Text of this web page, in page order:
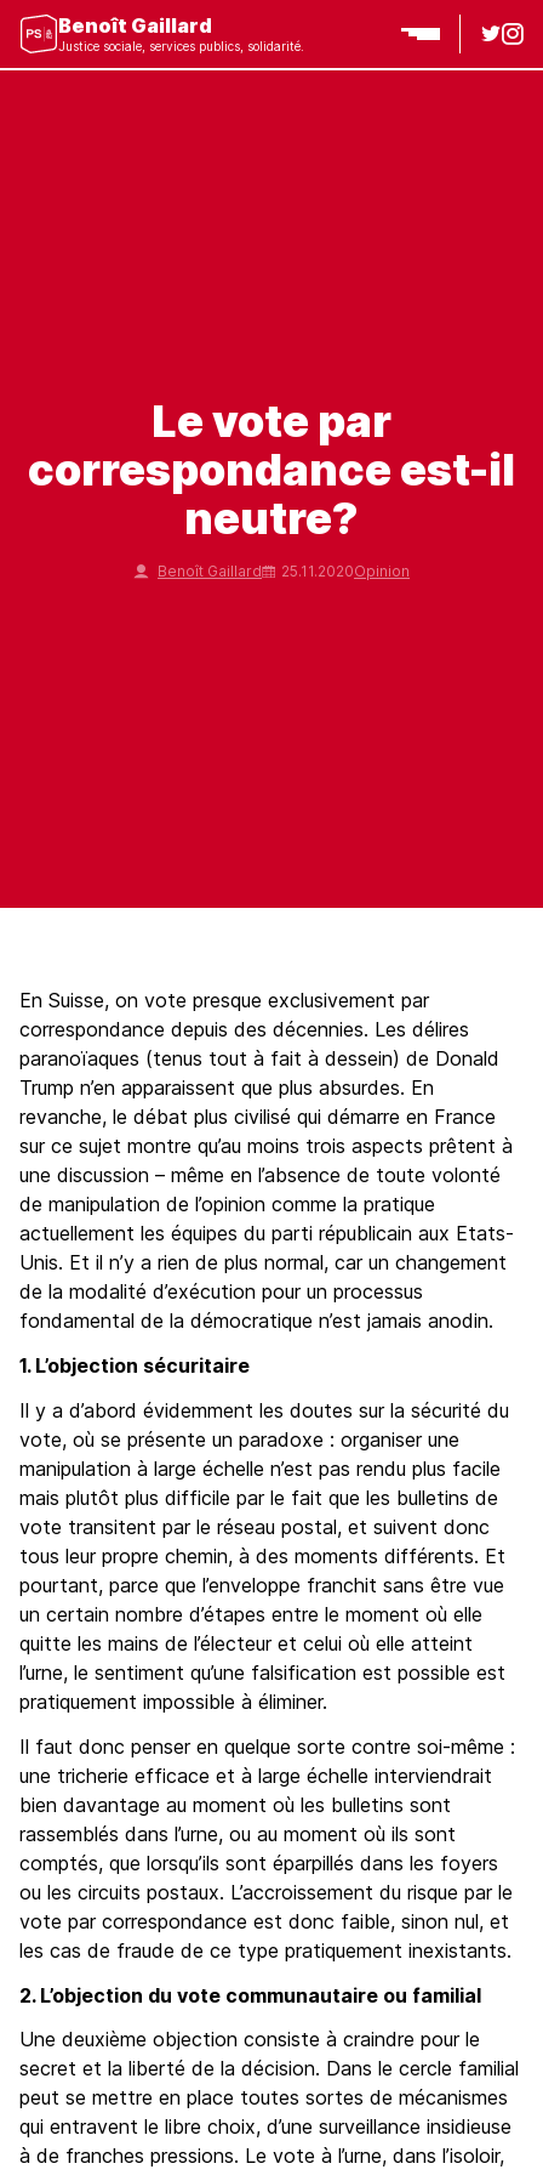
Benoît Gaillard
Justice sociale, services publics, solidarité.
Le vote par
correspondance est-il
neutre?
Benoît Gaillard 25.11.2020Opinion
En Suisse, on vote presque exclusivement par
correspondance depuis des décennies. Les délires
paranoïaques (tenus tout à fait à dessein) de Donald
Trump n’en apparaissent que plus absurdes. En
revanche, le débat plus civilisé qui démarre en France
sur ce sujet montre qu’au moins trois aspects prêtent à
une discussion – même en l’absence de toute volonté
de manipulation de l’opinion comme la pratique
actuellement les équipes du parti républicain aux Etats-
Unis. Et il n’y a rien de plus normal, car un changement
de la modalité d’exécution pour un processus
fondamental de la démocratique n’est jamais anodin.
1. L’objection sécuritaire
Il y a d’abord évidemment les doutes sur la sécurité du
vote, où se présente un paradoxe : organiser une
manipulation à large échelle n’est pas rendu plus facile
mais plutôt plus difficile par le fait que les bulletins de
vote transitent par le réseau postal, et suivent donc
tous leur propre chemin, à des moments différents. Et
pourtant, parce que l’enveloppe franchit sans être vue
un certain nombre d’étapes entre le moment où elle
quitte les mains de l’électeur et celui où elle atteint
l’urne, le sentiment qu’une falsification est possible est
pratiquement impossible à éliminer.
Il faut donc penser en quelque sorte contre soi-même :
une tricherie efficace et à large échelle interviendrait
bien davantage au moment où les bulletins sont
rassemblés dans l’urne, ou au moment où ils sont
comptés, que lorsqu’ils sont éparpillés dans les foyers
ou les circuits postaux. L’accroissement du risque par le
vote par correspondance est donc faible, sinon nul, et
les cas de fraude de ce type pratiquement inexistants.
2. L’objection du vote communautaire ou familial
Une deuxième objection consiste à craindre pour le
secret et la liberté de la décision. Dans le cercle familial
peut se mettre en place toutes sortes de mécanismes
qui entravent le libre choix, d’une surveillance insidieuse
à de franches pressions. Le vote à l’urne, dans l’isoloir,